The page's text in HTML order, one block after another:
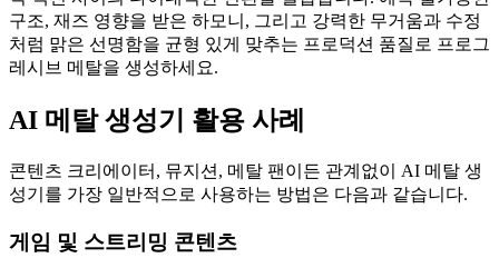
구조, 재즈 영향을 받은 하모니, 그리고 강력한 무거움과 수정
처럼 맑은 선명함을 균형 있게 맞추는 프로덕션 품질로 프로그
레시브 메탈을 생성하세요.
AI 메탈 생성기 활용 사례
콘텐츠 크리에이터, 뮤지션, 메탈 팬이든 관계없이 AI 메탈 생
성기를 가장 일반적으로 사용하는 방법은 다음과 같습니다.
게임 및 스트리밍 콘텐츠